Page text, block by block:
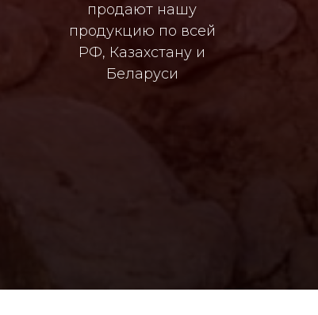
продают нашу
продукцию по всей
РФ, Казахстану и
Беларуси